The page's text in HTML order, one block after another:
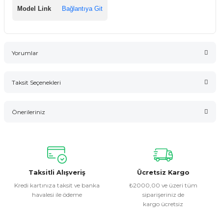
Model Link Bağlantıya Git
Yorumlar
Taksit Seçenekleri
Önerileriniz
konularda yetersiz gördüğünüz noktaları öneri formunu
kullanarak tarafımıza iletebilirsiniz.
Görüş ve önerileriniz için teşekkür ederiz.
Ürün resmi kalitesiz, bozuk veya görüntülenemiyor.
Taksitli Alışveriş
Kredi kartınıza taksit ve banka
havalesi ile ödeme
Ücretsiz Kargo
₺2000,00 ve üzeri tüm
siparişeriniz de
kargo ücretsiz